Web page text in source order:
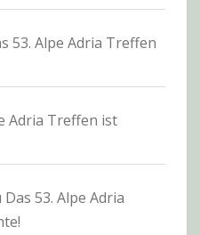
53. Alpe Adria Treffen
Adria Treffen ist
Das 53. Alpe Adria